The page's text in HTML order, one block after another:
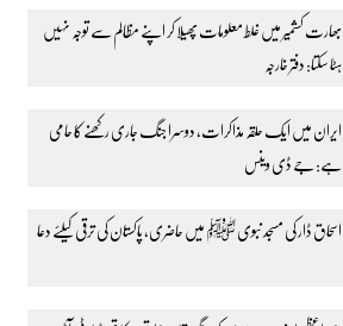
بھارت کشمیر میں غلط معلومات پھیلا کر اپنے مظالم سے توجہ نہیں
ہٹا سکتا: دفتر خارجہ
ایران میں ایک حلقہ مذاکرات، دوسرا جنگ جاری رکھنے کا حامی
ہے: جے ڈی وینس
اسحاق ڈار کی مسجد نبوی ﷺ میں حاضری، پاکستان کی ترقی کیلئے دعا